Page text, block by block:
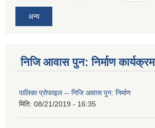
अन्य
निजि आवास पुन: निर्माण कार्यक्रम
पालिका प्राेफाइल -- निजि आवास पुन: निर्माण
मिति: 08/21/2019 - 16:35